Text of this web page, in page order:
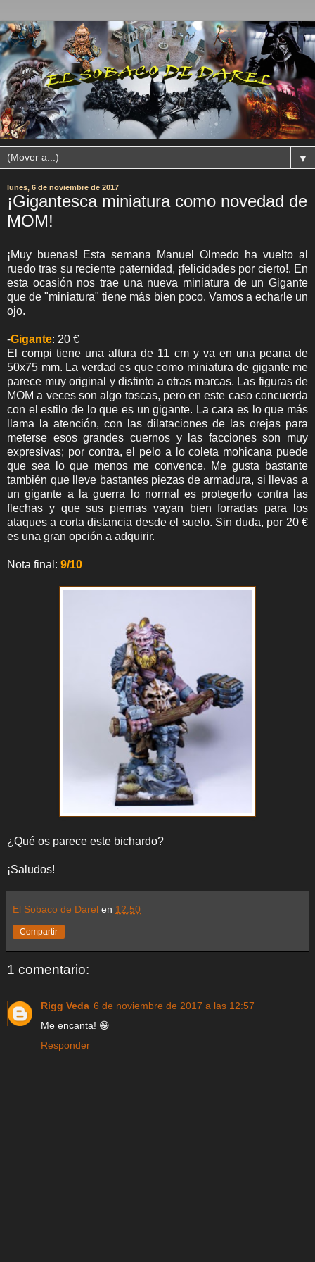
▼
lunes, 6 de noviembre de 2017
¡Gigantesca miniatura como novedad de
MOM!
¡Muy buenas! Esta semana Manuel Olmedo ha vuelto al
ruedo tras su reciente paternidad, ¡felicidades por cierto!. En
esta ocasión nos trae una nueva miniatura de un Gigante
que de "miniatura" tiene más bien poco. Vamos a echarle un
ojo.
-Gigante: 20 €
El compi tiene una altura de 11 cm y va en una peana de
50x75 mm. La verdad es que como miniatura de gigante me
parece muy original y distinto a otras marcas. Las figuras de
MOM a veces son algo toscas, pero en este caso concuerda
con el estilo de lo que es un gigante. La cara es lo que más
llama la atención, con las dilataciones de las orejas para
meterse esos grandes cuernos y las facciones son muy
expresivas; por contra, el pelo a lo coleta mohicana puede
que sea lo que menos me convence. Me gusta bastante
también que lleve bastantes piezas de armadura, si llevas a
un gigante a la guerra lo normal es protegerlo contra las
flechas y que sus piernas vayan bien forradas para los
ataques a corta distancia desde el suelo. Sin duda, por 20 €
es una gran opción a adquirir.
Nota final: 9/10
¿Qué os parece este bichardo?
¡Saludos!
El Sobaco de Darel en 12:50
Compartir
1 comentario:
Rigg Veda 6 de noviembre de 2017 a las 12:57
Me encanta! 😁
Responder